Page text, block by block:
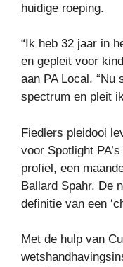
huidige roeping.
“Ik heb 32 jaar in
en gepleit voor
aan PA Local. “Nu
spectrum en pleit
Fiedlers pleidooi
voor Spotlight
profiel, een
Ballard Spahr. De
definitie van een
Met de hulp van